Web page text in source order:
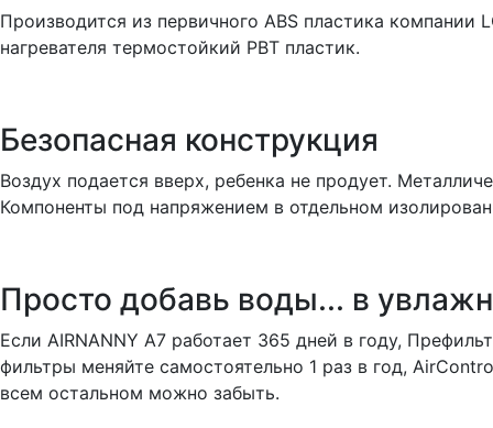
Производится из первичного ABS пластика компании
нагревателя термостойкий PBT пластик.
Безопасная конструкция
Воздух подается вверх, ребенка не продует.
Компоненты под напряжением в отдельном
Просто добавь воды... в
Если AIRNANNY A7 работает 365 дней в году,
фильтры меняйте самостоятельно 1 раз в год,
всем остальном можно забыть.